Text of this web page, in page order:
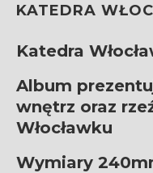
KATEDRA
Katedra
Album
wnętrz oraz
Włocławku
Wymiary